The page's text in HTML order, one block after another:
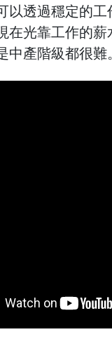
以透過穩定的
在光靠工作的
中產階級都很難。